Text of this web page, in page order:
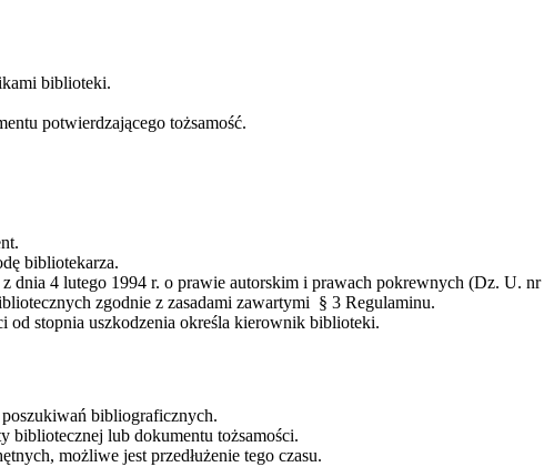
biblioteki.
potwierdzającego tożsamość.
bibliotekarza.
dnia 4 lutego 1994 r. o prawie autorskim i prawach pokrewnych (Dz. U.
zgodnie z zasadami zawartymi § 3 Regulaminu.
od stopnia uszkodzenia określa kierownik biblioteki.
bibliograficznych.
bibliotecznej lub dokumentu tożsamości.
możliwe jest przedłużenie tego czasu.